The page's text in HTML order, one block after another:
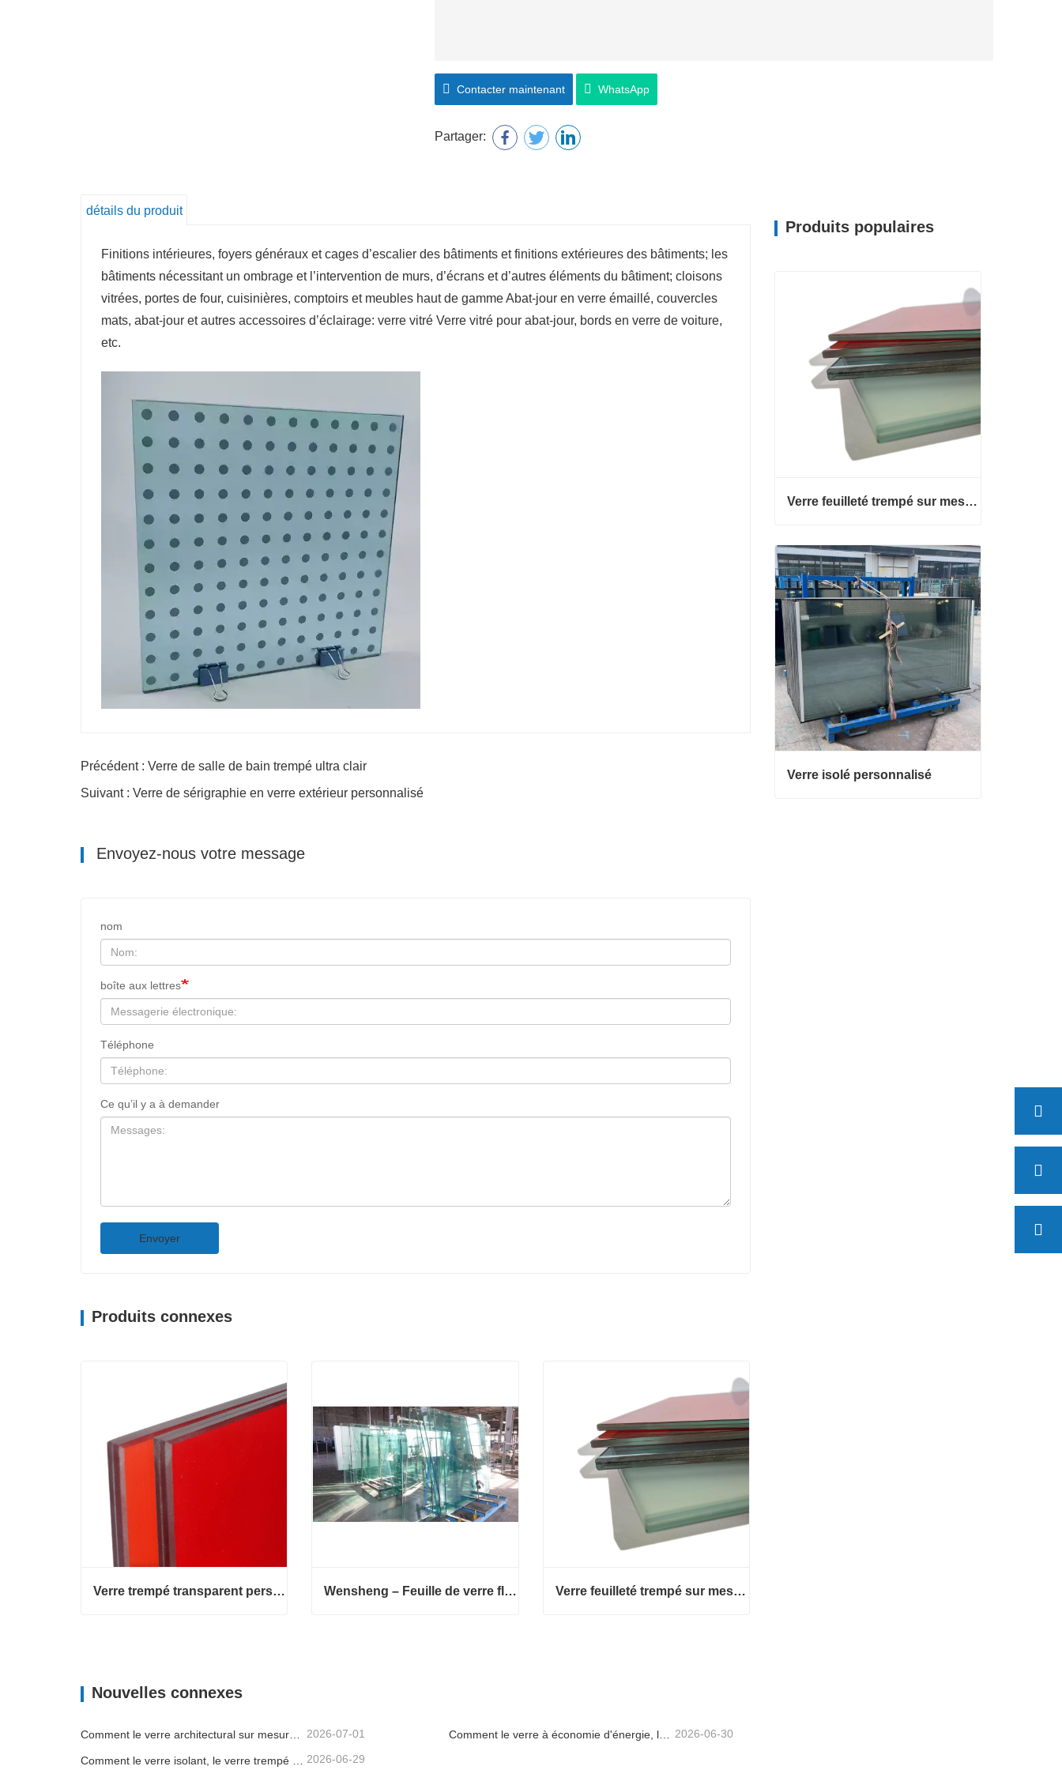
Contacter maintenant WhatsApp
Partager:
détails du produit
Finitions intérieures, foyers généraux et cages d’escalier des bâtiments et finitions extérieures des bâtiments; les
bâtiments nécessitant un ombrage et l’intervention de murs, d’écrans et d’autres éléments du bâtiment; cloisons
vitrées, portes de four, cuisinières, comptoirs et meubles haut de gamme Abat-jour en verre émaillé, couvercles
mats, abat-jour et autres accessoires d’éclairage: verre vitré Verre vitré pour abat-jour, bords en verre de voiture,
etc.
Précédent : Verre de salle de bain trempé ultra clair
Suivant : Verre de sérigraphie en verre extérieur personnalisé
Envoyez-nous votre message
nom
boîte aux lettres
Téléphone
Ce qu’il y a à demander
Envoyer
Produits connexes
Verre trempé transparent personnalisé de haute qualité, motif plat pour l'éclairage d'entrée d'hôtel, d'entrepôt, de salle d'instruments et de chambre à coucher Wensheng – Feuille de verre flotté en verre trempé massif de grande taille pour meubles de piscine, décoration industrielle et supermarché Verre feuilleté trempé sur mesure
Nouvelles connexes
Comment le verre architectural sur mesure aide les entrepreneurs à contrôler la qualité des bâtiments et les risques d'installation 2026-07-01 Comment le verre à économie d'énergie, le verre feuilleté et le verre imprimé favorisent une meilleure conception de bâtiments 2026-06-30
2026-06-29
Produits populaires
Verre feuilleté trempé sur mesure
Verre feuilleté trempé sur mesure
Contacter maintenant
Verre isolé personnalisé